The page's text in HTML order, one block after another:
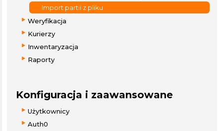
Import partii z pliku
Weryfikacja
Kurierzy
Inwentaryzacja
Raporty
Konfiguracja i zaawansowane
Użytkownicy
Auth0